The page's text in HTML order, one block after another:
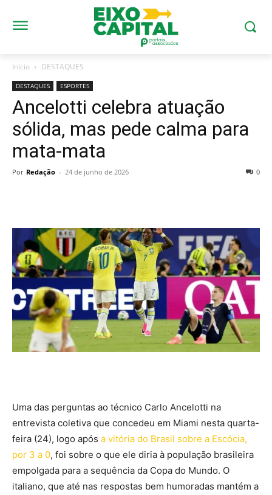
Início DESTAQUES
DESTAQUES ESPORTES
Ancelotti celebra atuação
sólida, mas pede calma para
mata-mata
Por Redação - 24 de junho de 2026 0
Uma das perguntas ao técnico Carlo Ancelotti na
entrevista coletiva que concedeu em Miami nesta quarta-
feira (24), logo após a vitória do Brasil sobre a Escócia,
por 3 a 0, foi sobre o que ele diria à população brasileira
empolgada para a sequência da Copa do Mundo. O
italiano, que até nas respostas bem humoradas mantém a